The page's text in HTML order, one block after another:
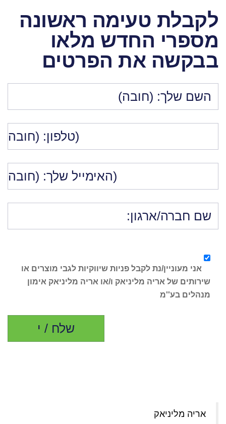
לקבלת טעימה ראשונה
מספרי החדש מלאו
בבקשה את הפרטים
אני מעוניין/נת לקבל פניות שיווקיות לגבי מוצרים או
שירותים של אריה מליניאק ו/או אריה מליניאק אימון
מנהלים בע''מ